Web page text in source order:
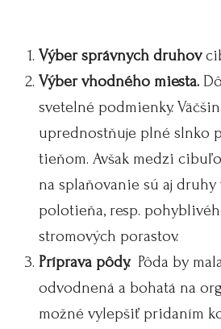
Výber správnych druhov
Výber vhodného miesta.
svetelné podmienky.
uprednostňuje plné slnko
tieňom. Avšak medzi
na splaňovanie sú aj
polotieňa, resp.
stromových porastov.
Príprava pôdy.Pôda by
odvodnená a bohatá na
možné vylepšiť pridaním